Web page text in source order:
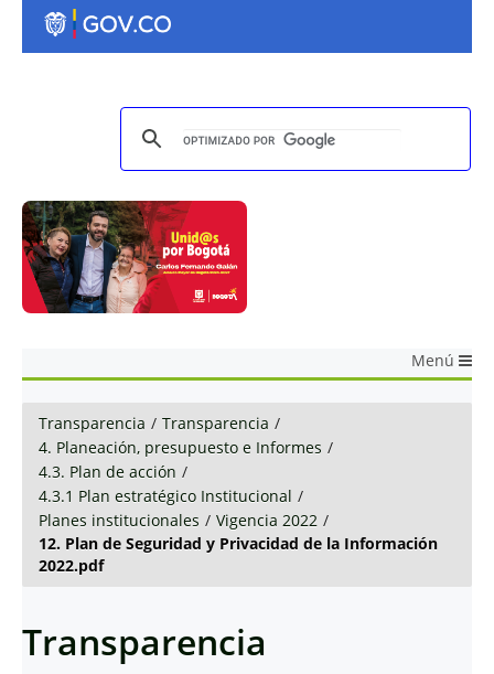
Menú
Transparencia / Transparencia /
4. Planeación, presupuesto e Informes /
4.3. Plan de acción /
4.3.1 Plan estratégico Institucional /
Planes institucionales / Vigencia 2022 /
12. Plan de Seguridad y Privacidad de la Información
2022.pdf
Transparencia